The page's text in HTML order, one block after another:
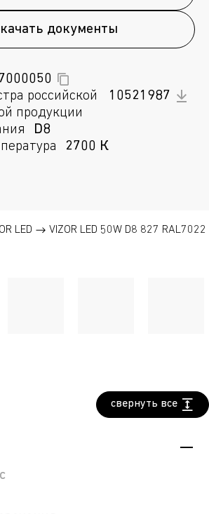
документы
российской
продукции
10521987
D8
2700 К
LED VIZOR LED 50W D8 827 RAL7022
свернуть все